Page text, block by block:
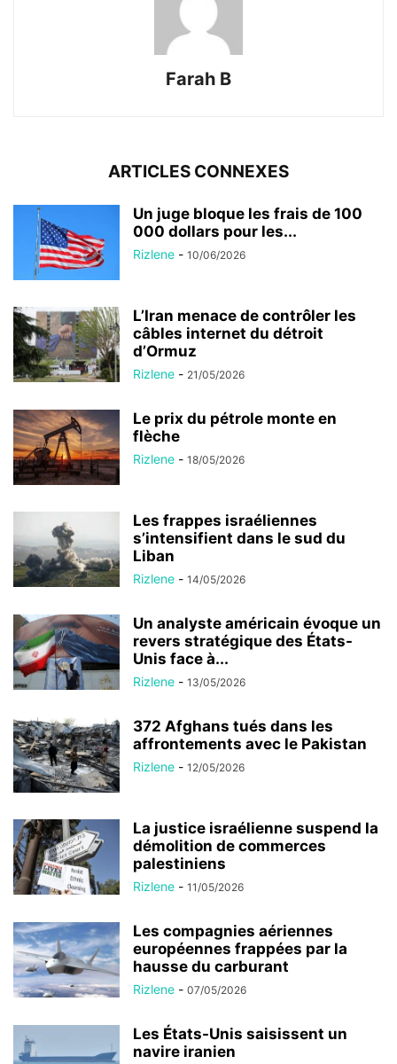
Farah B
ARTICLES CONNEXES
Un juge bloque les frais de 100
000 dollars pour les...
Rizlene - 10/06/2026
L’Iran menace de contrôler les
câbles internet du détroit
d’Ormuz
Rizlene - 21/05/2026
Le prix du pétrole monte en
flèche
Rizlene - 18/05/2026
Les frappes israéliennes
s’intensifient dans le sud du
Liban
Rizlene - 14/05/2026
Un analyste américain évoque un
revers stratégique des États-
Unis face à...
Rizlene - 13/05/2026
372 Afghans tués dans les
affrontements avec le Pakistan
Rizlene - 12/05/2026
La justice israélienne suspend la
démolition de commerces
palestiniens
Rizlene - 11/05/2026
Les compagnies aériennes
européennes frappées par la
hausse du carburant
Rizlene - 07/05/2026
Les États-Unis saisissent un
navire iranien